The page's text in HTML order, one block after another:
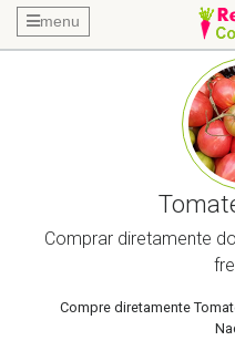
menu
Comprar diretamente
Compre diretamente